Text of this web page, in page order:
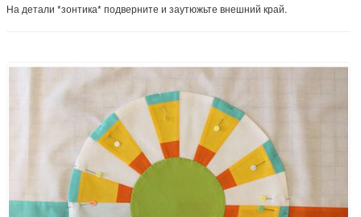
На детали *зонтика* подверните и заутюжьте внешний край.